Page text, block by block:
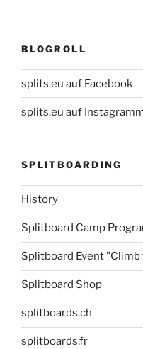
BLOGROLL
splits.eu auf Facebook
splits.eu auf
SPLITBOARDING
History
Splitboard Camp
Splitboard Event
Splitboard Shop
splitboards.ch
splitboards.fr